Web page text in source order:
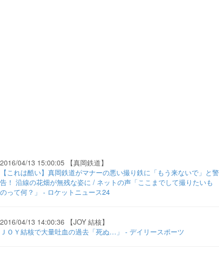
2016/04/13 15:00:05 【真岡鉄道】
【これは酷い】真岡鉄道がマナーの悪い撮り鉄に「もう来ないで」と警
告！ 沿線の花畑が無残な姿に / ネットの声「ここまでして撮りたいも
のって何？」 - ロケットニュース24
2016/04/13 14:00:36 【JOY 結核】
ＪＯＹ結核で大量吐血の過去「死ぬ…」 - デイリースポーツ